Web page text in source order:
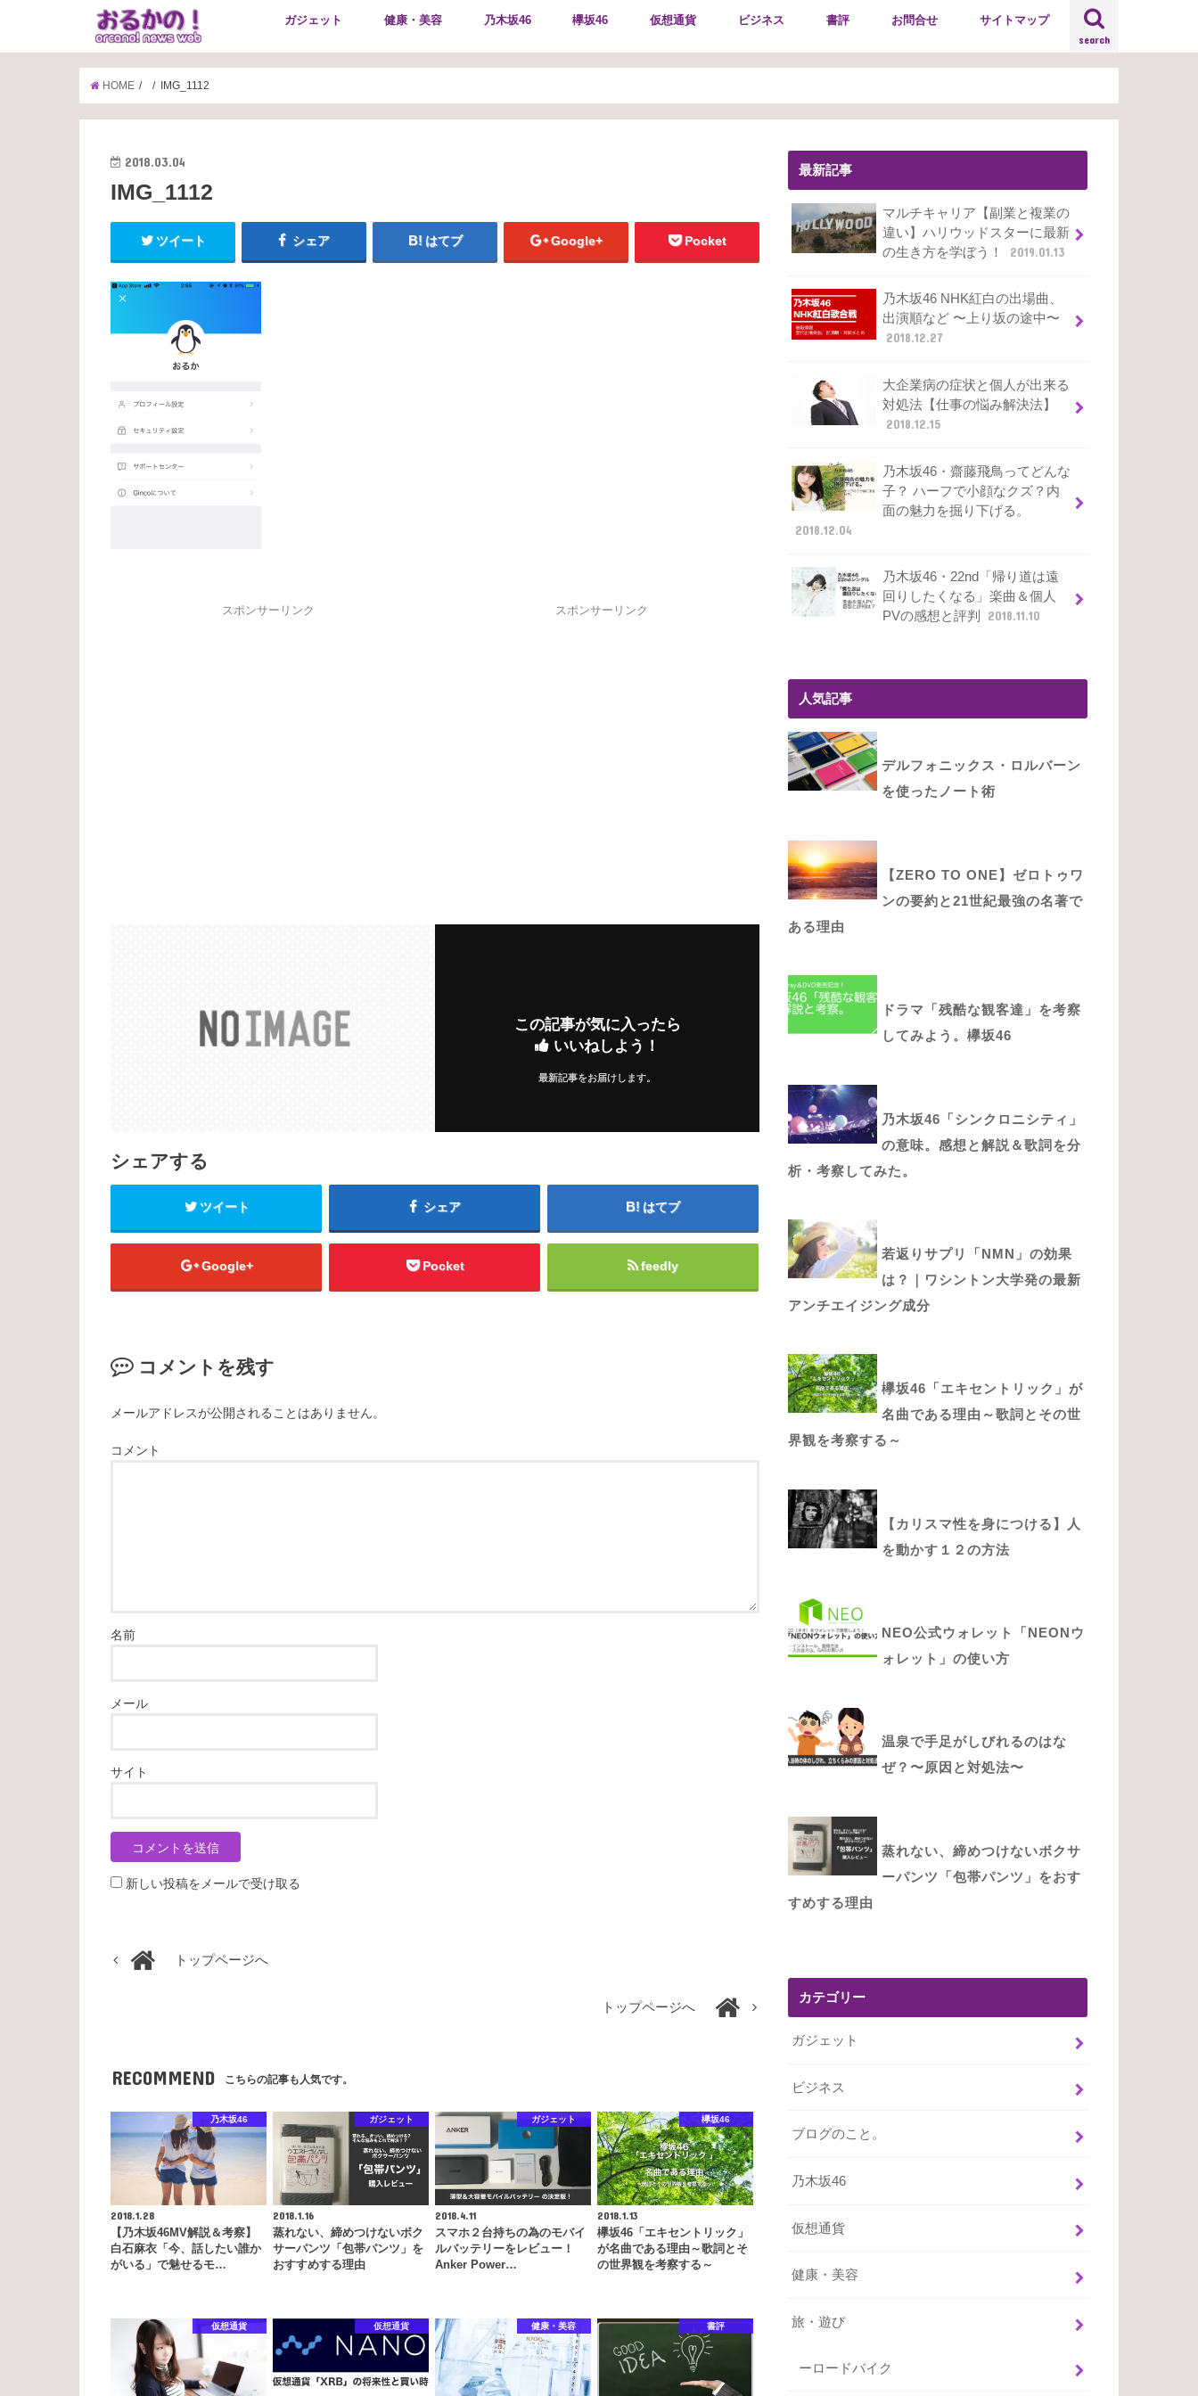
search
ガジェット 健康・美容 乃木坂46 欅坂46 仮想通貨 ビジネス 書評 お問合せ サイトマップ
HOME IMG_1112
2018.03.04
IMG_1112
ツイート シェア はてブ Google+ Pocket
スポンサーリンク スポンサーリンク
この記事が気に入ったら
いいねしよう！
最新記事をお届けします。
シェアする
ツイート シェア はてブ
Google+ Pocket feedly
コメントを残す
メールアドレスが公開されることはありません。
コメント
名前
メール
サイト
新しい投稿をメールで受け取る
トップページへ
トップページへ
RECOMMEND こちらの記事も人気です。
乃木坂46
2018.1.28
【乃木坂46MV解説＆考察】
白石麻衣「今、話したい誰か
がいる」で魅せるモ…
ガジェット
2018.1.16
蒸れない、締めつけないボク
サーパンツ「包帯パンツ」を
おすすめする理由
ガジェット
2018.4.11
スマホ２台持ちの為のモバイ
ルバッテリーをレビュー！
Anker Power…
欅坂46
2018.1.13
欅坂46「エキセントリック」
が名曲である理由～歌詞とそ
の世界観を考察する～
仮想通貨 仮想通貨 健康・美容 書評
最新記事
マルチキャリア【副業と複業の
違い】ハリウッドスターに最新
の生き方を学ぼう！
2019.01.13
乃木坂46 NHK紅白の出場曲、
出演順など 〜上り坂の途中〜
2018.12.27
大企業病の症状と個人が出来る
対処法【仕事の悩み解決法】
2018.12.15
乃木坂46・齋藤飛鳥ってどんな
子？ ハーフで小顔なクズ？内
面の魅力を掘り下げる。
2018.12.04
乃木坂46・22nd「帰り道は遠
回りしたくなる」楽曲＆個人
PVの感想と評判
2018.11.10
人気記事
デルフォニックス・ロルバーン
を使ったノート術
【ZERO TO ONE】ゼロトゥワ
ンの要約と21世紀最強の名著で
ある理由
ドラマ「残酷な観客達」を考察
してみよう。欅坂46
乃木坂46「シンクロニシティ」
の意味。感想と解説＆歌詞を分
析・考察してみた。
若返りサプリ「NMN」の効果
は？｜ワシントン大学発の最新
アンチエイジング成分
欅坂46「エキセントリック」が
名曲である理由～歌詞とその世
界観を考察する～
【カリスマ性を身につける】人
を動かす１２の方法
NEO公式ウォレット「NEONウ
ォレット」の使い方
温泉で手足がしびれるのはな
ぜ？〜原因と対処法〜
蒸れない、締めつけないボクサ
ーパンツ「包帯パンツ」をおす
すめする理由
カテゴリー
ガジェット
ビジネス
ブログのこと。
乃木坂46
仮想通貨
健康・美容
旅・遊び
ーロードバイク